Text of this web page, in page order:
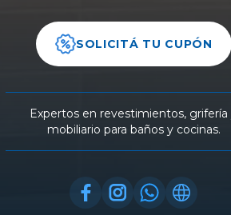
SOLICITÁ TU CUPÓN
Expertos en revestimientos, grifería
mobiliario para baños y cocinas.